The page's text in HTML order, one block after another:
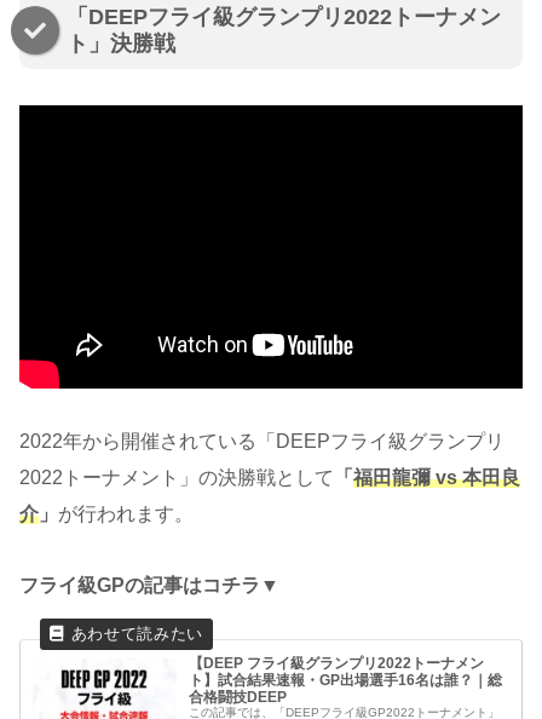
「DEEPフライ級グランプリ2022トーナメン
ト」決勝戦
2022年から開催されている「DEEPフライ級グランプリ
2022トーナメント」の決勝戦として
「 福田龍彌 vs 本田良
介 」 が行われます。
フライ級GPの記事はコチラ▼
【DEEP フライ級グランプリ2022トーナメン
ト】試合結果速報・GP出場選手16名は誰？｜総
合格闘技DEEP
この記事では、「DEEPフライ級GP2022トーナメント」